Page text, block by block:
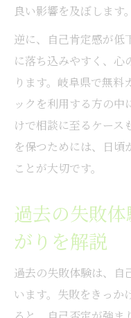
悩みを抱えるあ
心の悩みに
法
前向きな気
相談を通じ
自己肯定感
良い影響を及ぼします。
逆に、自己肯定感が低
に落ち込みやすく、心
ります。岐阜県で無
ックを利用する方の
けで相談に至るケース
を保つためには、日頃
ことが大切です。
過去の失敗
がりを解説
過去の失敗体験は、自
います。失敗をきっか